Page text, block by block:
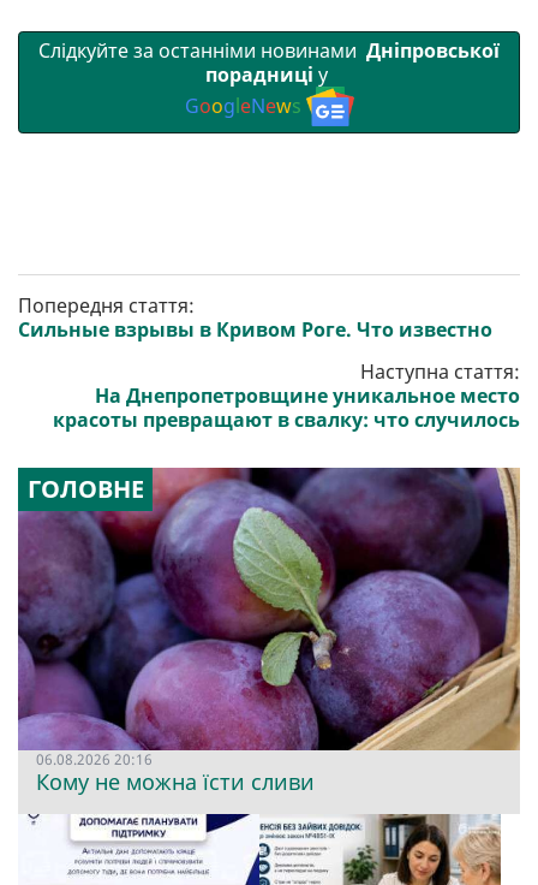
Слідкуйте за останніми новинами Дніпровської
порадниці у
GoogleNews
Попередня стаття:
Сильные взрывы в Кривом Роге. Что известно
Наступна стаття:
На Днепропетровщине уникальное место
красоты превращают в свалку: что случилось
ГОЛОВНЕ
06.08.2026 20:16
Кому не можна їсти сливи